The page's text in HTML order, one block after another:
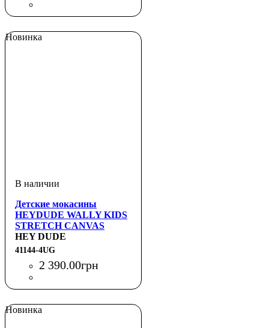
Новинка
Детские мокасины
HEYDUDE WALLY KIDS
STRETCH CANVAS
HEY DUDE
41144-4UG
2 390.00грн
Новинка